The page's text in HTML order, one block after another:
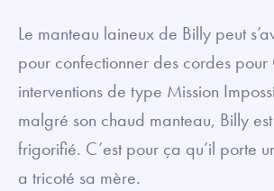
Le manteau laineux de Billy peut
pour confectionner des cordes pour
interventions de type Mission
malgré son chaud manteau, Billy
frigorifié. C’est pour ça qu’il porte
a tricoté sa mère.